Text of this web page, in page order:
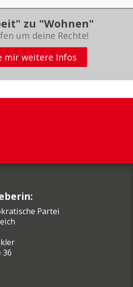
zu "Wohnen"
um deine Rechte!
mir weitere Infos
Partei
36